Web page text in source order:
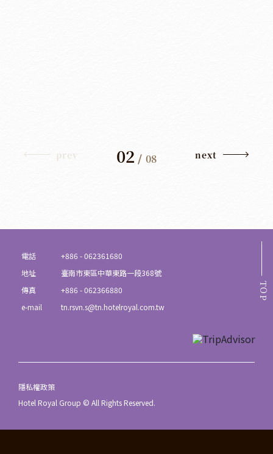
prev 02 /08 next
TOP
電話
+886 - 062361680
地址
臺南市東區中華東路一段368號
傳真
+886 - 062366880
e-mail
tn.rsvn.s@tn.hotelroyal.com.tw
隱私權政策
Hotel Royal Group © All Rights Reserved.